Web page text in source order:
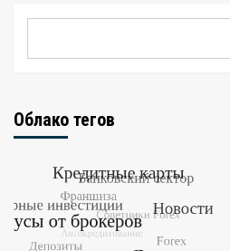
Облако тегов